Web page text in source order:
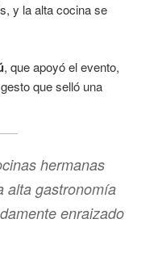
y la alta cocina se
, que apoyó el evento,
que selló una
hermanas
alta gastronomía
enraizado